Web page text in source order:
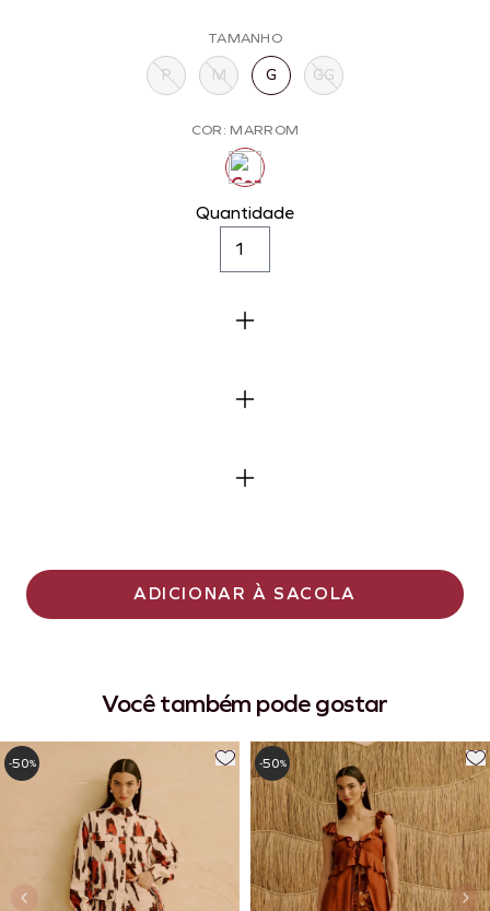
TAMANHO
P M G GG
COR: MARROM
Quantidade
ADICIONAR À SACOLA
Você também pode gostar
-50% -50%